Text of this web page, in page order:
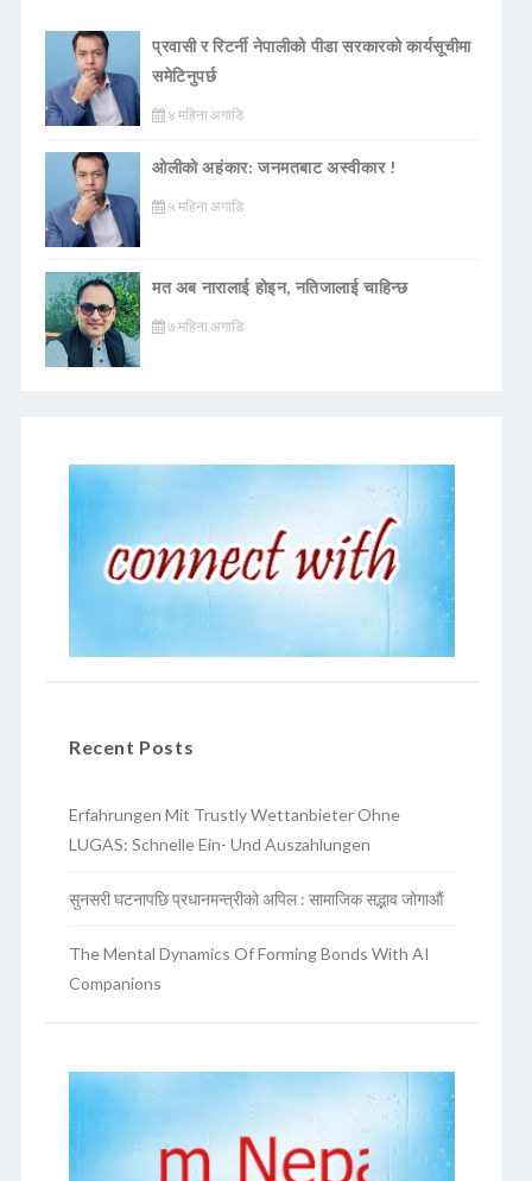
प्रवासी र रिटर्नी नेपालीको पीडा सरकारको कार्यसूचीमा
समेटिनुपर्छ
४ महिना अगाडि
ओलीको अहंकार: जनमतबाट अस्वीकार !
५ महिना अगाडि
मत अब नारालाई होइन, नतिजालाई चाहिन्छ
७ महिना अगाडि
Recent Posts
Erfahrungen Mit Trustly Wettanbieter Ohne
LUGAS: Schnelle Ein- Und Auszahlungen
सुनसरी घटनापछि प्रधानमन्त्रीको अपिल : सामाजिक सद्भाव जोगाऔं
The Mental Dynamics Of Forming Bonds With AI
Companions